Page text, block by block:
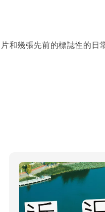
和幾張先前的標誌性的日